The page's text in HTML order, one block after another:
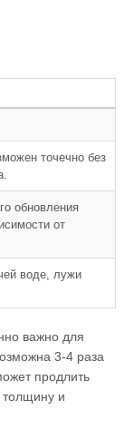
точечно без
обновления
от
воде, лужи
важно для
3-4 раза
продлить
толщину и